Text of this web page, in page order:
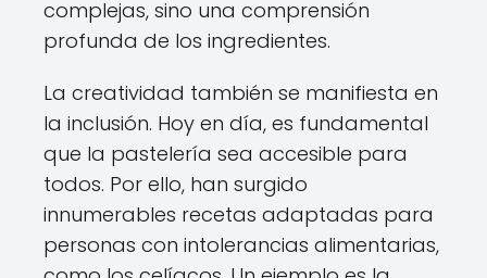
complejas, sino una comprensión
profunda de los ingredientes.
La creatividad también se manifiesta en
la inclusión. Hoy en día, es fundamental
que la pastelería sea accesible para
todos. Por ello, han surgido
innumerables recetas adaptadas para
personas con intolerancias alimentarias,